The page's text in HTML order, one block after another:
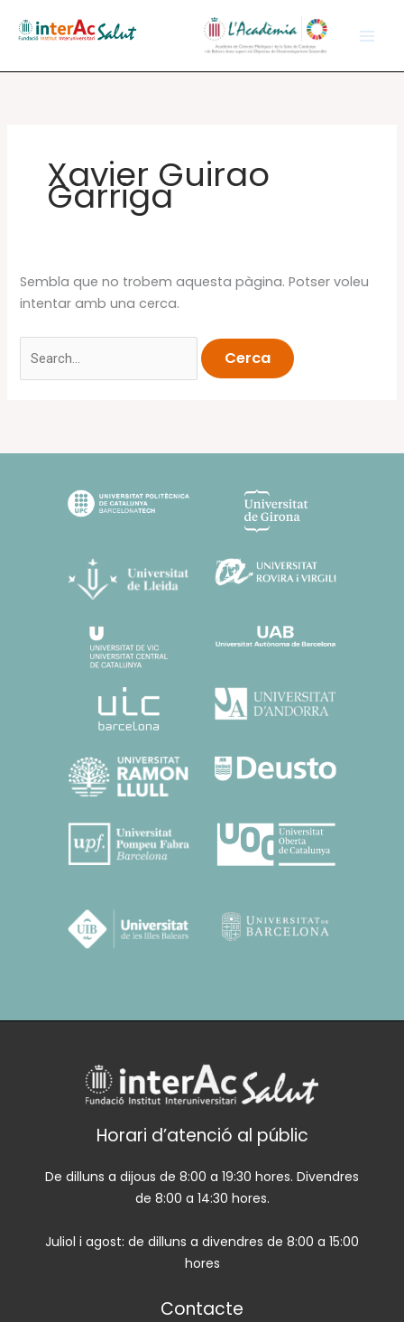
Xavier Guirao
Garriga
Sembla que no trobem aquesta pàgina. Potser voleu
intentar amb una cerca.
Horari d’atenció al públic
De dilluns a dijous de 8:00 a 19:30 hores. Divendres
de 8:00 a 14:30 hores.
Juliol i agost: de dilluns a divendres de 8:00 a 15:00
hores
Contacte